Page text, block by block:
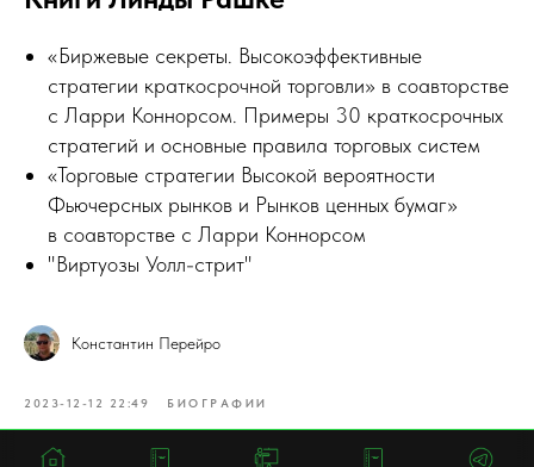
«Биржевые секреты. Высокоэффективные
стратегии краткосрочной торговли» в соавторстве
с Ларри Коннорсом. Примеры 30 краткосрочных
стратегий и основные правила торговых систем
«Торговые стратегии Высокой вероятности
Фьючерсных рынков и Рынков ценных бумаг»
в соавторстве с Ларри Коннорсом
"Виртуозы Уолл-стрит"
Константин Перейро
2023-12-12 22:49 БИОГРАФИИ